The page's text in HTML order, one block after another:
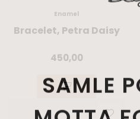
Enamel
Bracelet, Petra Daisy
450,00
SAMLE